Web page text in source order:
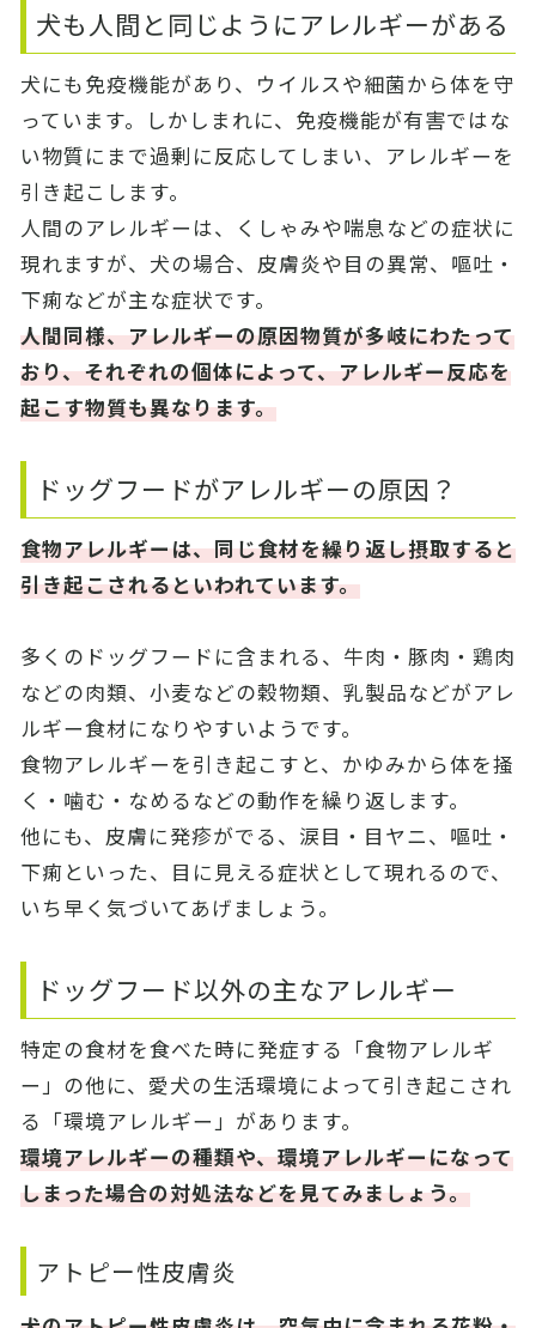
犬も人間と同じようにアレルギーがある
犬にも免疫機能があり、ウイルスや細菌から体を守
っています。しかしまれに、免疫機能が有害ではな
い物質にまで過剰に反応してしまい、アレルギーを
引き起こします。
人間のアレルギーは、くしゃみや喘息などの症状に
現れますが、犬の場合、皮膚炎や目の異常、嘔吐・
下痢などが主な症状です。
人間同様、アレルギーの原因物質が多岐にわたって
おり、それぞれの個体によって、アレルギー反応を
起こす物質も異なります。
ドッグフードがアレルギーの原因？
食物アレルギーは、同じ食材を繰り返し摂取すると
引き起こされるといわれています。
多くのドッグフードに含まれる、牛肉・豚肉・鶏肉
などの肉類、小麦などの穀物類、乳製品などがアレ
ルギー食材になりやすいようです。
食物アレルギーを引き起こすと、かゆみから体を掻
く・噛む・なめるなどの動作を繰り返します。
他にも、皮膚に発疹がでる、涙目・目ヤニ、嘔吐・
下痢といった、目に見える症状として現れるので、
いち早く気づいてあげましょう。
ドッグフード以外の主なアレルギー
特定の食材を食べた時に発症する「食物アレルギ
ー」の他に、愛犬の生活環境によって引き起こされ
る「環境アレルギー」があります。
環境アレルギーの種類や、環境アレルギーになって
しまった場合の対処法などを見てみましょう。
アトピー性皮膚炎